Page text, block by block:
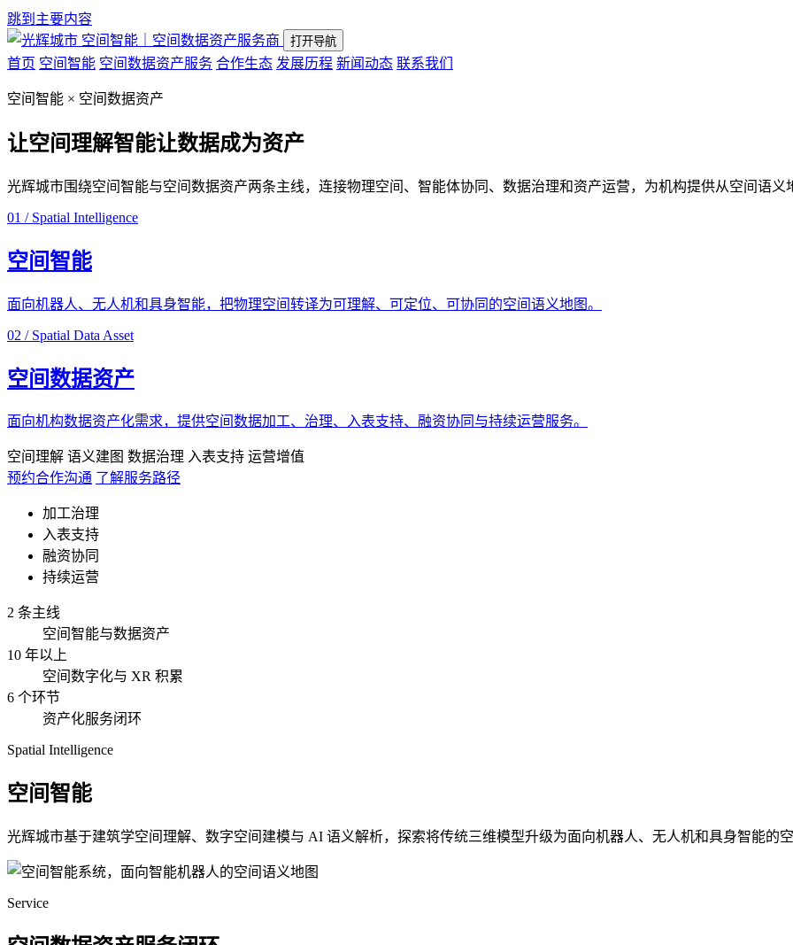
跳到主要内容
空间智能｜空间数据资产服务商
打开导航
首页 空间智能 空间数据资产服务 合作生态 发展历程 新闻动态 联系我们
空间智能 × 空间数据资产
让空间理解智能让数据成为资产
光辉城市围绕空间智能与空间数据资产两条主线，连接物理空间、智能体协同、数据治理和资产运营，为机构提供从空间语义
01 / Spatial Intelligence
空间智能
面向机器人、无人机和具身智能，把物理空间转译为可理解、可定位、可协同的空间语义地图。
02 / Spatial Data Asset
空间数据资产
面向机构数据资产化需求，提供空间数据加工、治理、入表支持、融资协同与持续运营服务。
空间理解 语义建图 数据治理 入表支持 运营增值
预约合作沟通 了解服务路径
加工治理
入表支持
融资协同
持续运营
2 条主线
空间智能与数据资产
10 年以上
空间数字化与 XR 积累
6 个环节
资产化服务闭环
Spatial Intelligence
空间智能
光辉城市基于建筑学空间理解、数字空间建模与 AI 语义解析，探索将传统三维模型升级为面向机器人、无人机和具身智能的空
Service